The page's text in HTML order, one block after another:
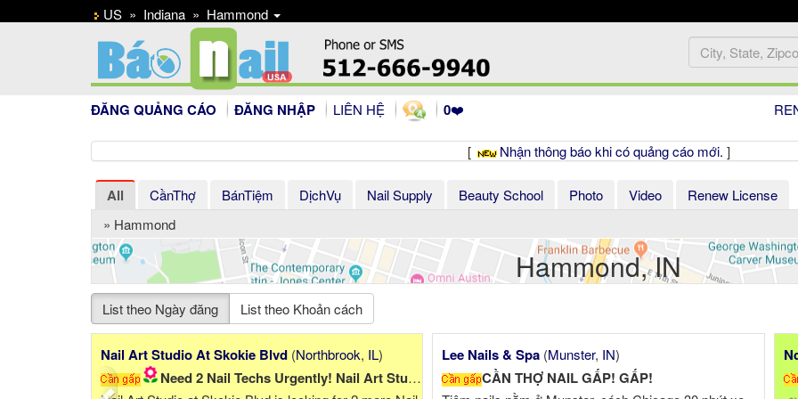
US » Indiana » Hammond
ĐĂNG QUẢNG CÁO ĐĂNG NHẬP LIÊN HỆ 0❤️
[ Nhận thông báo khi có quảng cáo mới. ]
All CầnThợ BánTiệm DịchVụ Nail Supply Beauty School Photo Video
Renew License
» Hammond
Hammond, IN
List theo Ngày đăng List theo Khoản cách
Nq Nails(Cary,IL)
Cần thợ Nails gấp gấp !!!! 1200$ - 1500$ up up
A Nails (Lafayette,
CẦN TUYỂN THỢ NAIL GẤP GẤP GẤP Ở
Previous